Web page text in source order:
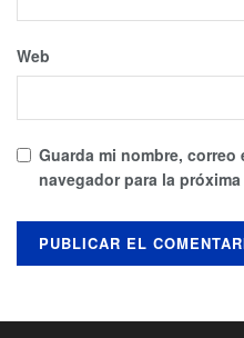
Web
Guarda mi nombre,
navegador para la